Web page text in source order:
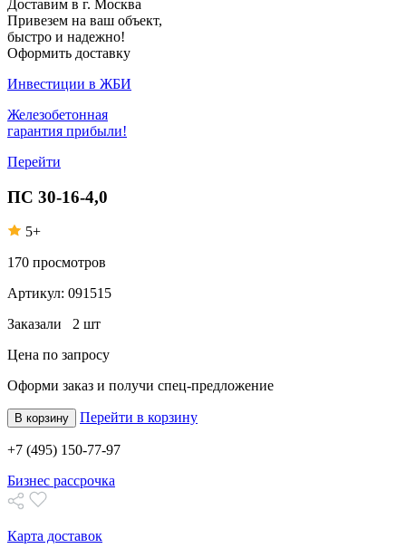
Доставим в г. Москва
Привезем на ваш объект,
быстро и надежно!
Оформить доставку
Инвестиции в ЖБИ
Железобетонная
гарантия прибыли!
Перейти
ПС 30-16-4,0
5+
170 просмотров
Артикул: 091515
Заказали 2 шт
Цена по запросу
Оформи заказ и получи спец-предложение
В корзину Перейти в корзину
+7 (495) 150-77-97
Бизнес рассрочка
Карта доставок